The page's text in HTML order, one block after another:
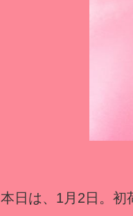
本日は、1月2日。初